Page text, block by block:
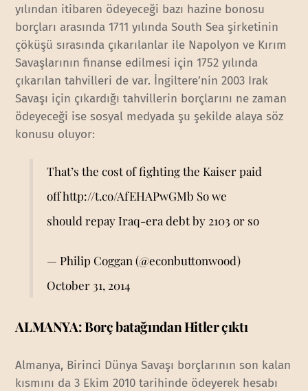
yılından itibaren ödeyeceği bazı hazine bonosu
borçları arasında 1711 yılında South Sea şirketinin
çöküşü sırasında çıkarılanlar ile Napolyon ve Kırım
Savaşlarının finanse edilmesi için 1752 yılında
çıkarılan tahvilleri de var. İngiltere’nin 2003 Irak
Savaşı için çıkardığı tahvillerin borçlarını ne zaman
ödeyeceği ise sosyal medyada şu şekilde alaya söz
konusu oluyor:
That’s the cost of fighting the Kaiser paid
offhttp://t.co/AfEHAPwGMb So we
should repay Iraq-era debt by 2103 or so
— Philip Coggan (@econbuttonwood)
October 31, 2014
ALMANYA: Borç batağından Hitler çıktı
Almanya, Birinci Dünya Savaşı borçlarının son kalan
kısmını da 3 Ekim 2010 tarihinde ödeyerek hesabı